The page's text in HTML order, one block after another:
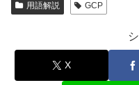
用語解説 GCP
X